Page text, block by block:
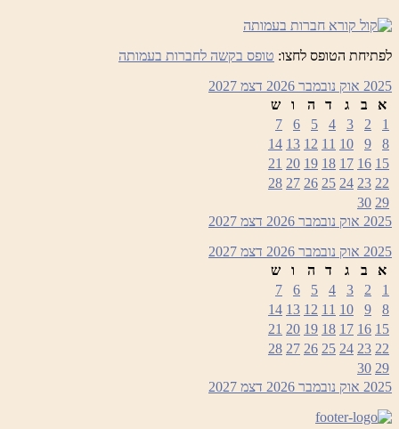
לפתיחת הטופס לחצו: טופס בקשה לחברות בעמותה
2025 אוק נובמבר 2026 דצמ 2027
א
ב ג ד ה ו
ש
1
2
3
4
5
6
7
8
9
10
11
12
13
14
15
16
17
18
19
20
21
22
23
24
25
26
27
28
29
30
2025 אוק נובמבר 2026 דצמ 2027
2025 אוק נובמבר 2026 דצמ 2027
א
ב ג ד ה ו
ש
1
2
3
4
5
6
7
8
9
10
11
12
13
14
15
16
17
18
19
20
21
22
23
24
25
26
27
28
29
30
2025 אוק נובמבר 2026 דצמ 2027